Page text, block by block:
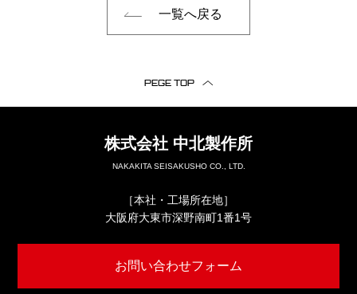
一覧へ戻る
PEGE TOP
株式会社 中北製作所
NAKAKITA SEISAKUSHO CO., LTD.
［本社・工場所在地］
大阪府大東市深野南町1番1号
お問い合わせフォーム